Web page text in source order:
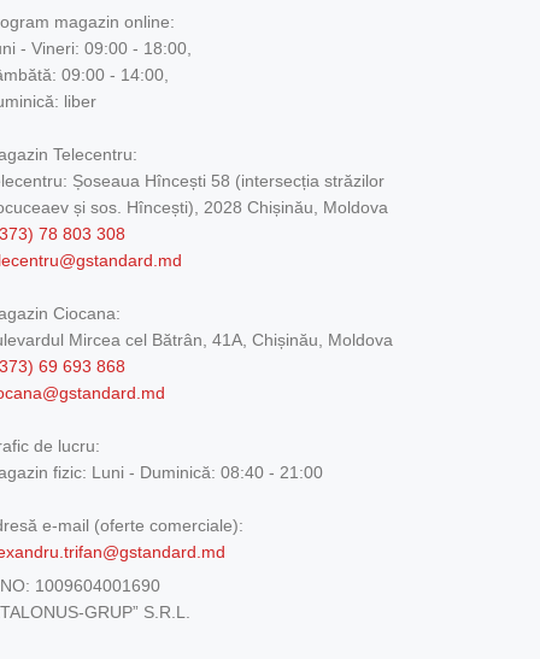
magazin online:
- Vineri: 09:00 - 18:00,
09:00 - 14:00,
liber
Telecentru:
Șoseaua Hîncești 58 (intersecția străzilor
și sos. Hîncești), 2028 Chișinău, Moldova
78 803 308
Ciocana:
Mircea cel Bătrân, 41A, Chișinău, Moldova
69 693 868
de lucru:
fizic: Luni - Duminică: 08:40 - 21:00
e-mail (oferte comerciale):
1009604001690
GRUP” S.R.L.